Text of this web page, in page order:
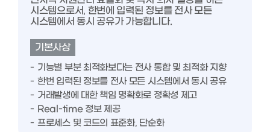
시스템으로서, 한번에 입력된 정보를 전사 모든
시스템에서 동시 공유가 가능합니다.
기본사상
기능별 부분 최적화보다는 전사 통합 및 최적화 지향
한번 입력된 정보를 전사 모든 시스템에서 동시 공유
거래발생에 대한 책임 명확화로 정확성 제고
Real-time 정보 제공
프로세스 및 코드의 표준화, 단순화